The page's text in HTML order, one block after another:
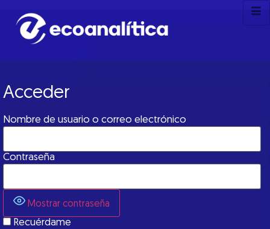
Acceder
Nombre de usuario o correo electrónico
Contraseña
Mostrar contraseña
Recuérdame